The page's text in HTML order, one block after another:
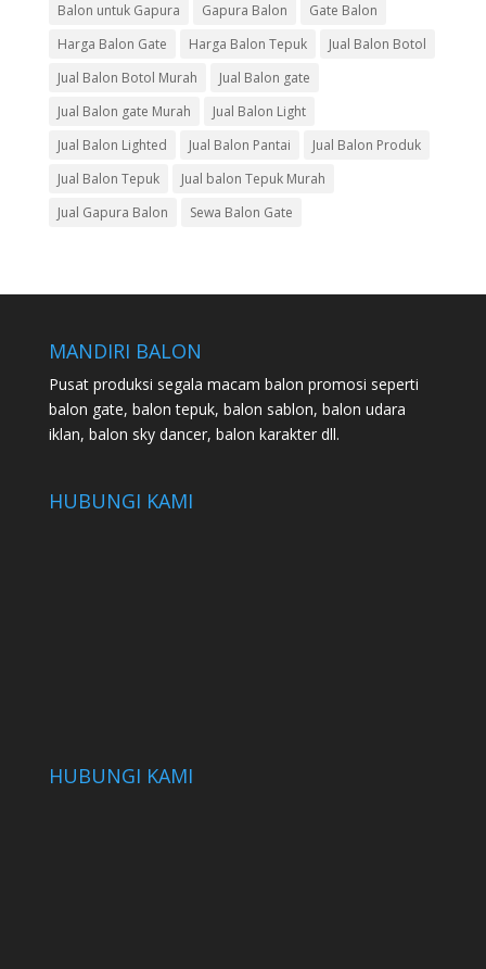
Balon untuk Gapura
Gapura Balon
Gate Balon
Harga Balon Gate
Harga Balon Tepuk
Jual Balon Botol
Jual Balon Botol Murah
Jual Balon gate
Jual Balon gate Murah
Jual Balon Light
Jual Balon Lighted
Jual Balon Pantai
Jual Balon Produk
Jual Balon Tepuk
Jual balon Tepuk Murah
Jual Gapura Balon
Sewa Balon Gate
MANDIRI BALON
Pusat produksi segala macam balon promosi seperti
balon gate, balon tepuk, balon sablon, balon udara
iklan, balon sky dancer, balon karakter dll.
HUBUNGI KAMI
HUBUNGI KAMI